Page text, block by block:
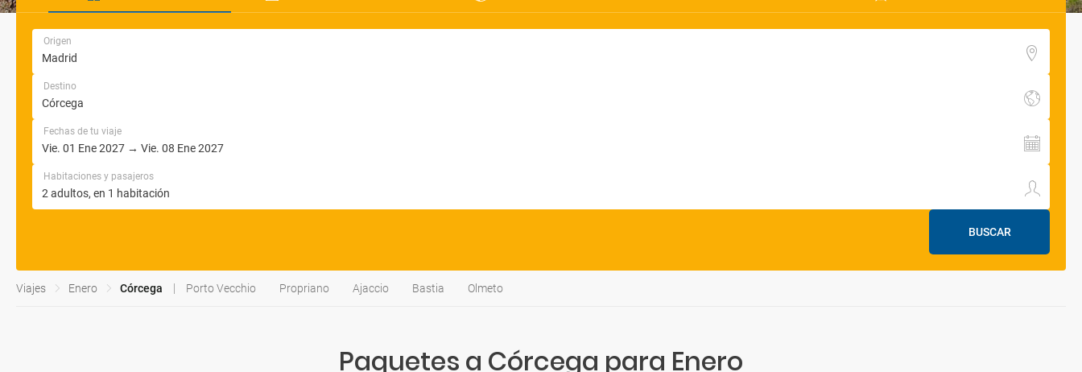
Origen
Destino
Fechas de tu viaje
Habitaciones y pasajeros
BUSCAR
Viajes Enero Córcega Porto Vecchio Propriano Ajaccio Bastia Olmeto
Paquetes a Córcega para Enero